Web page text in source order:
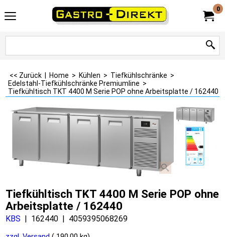
0
<< Zurück Home > Kühlen > Tiefkühlschränke >
Edelstahl-Tiefkühlschränke Premiumline >
Tiefkühltisch TKT 4400 M Serie POP ohne Arbeitsplatte / 162440
Tiefkühltisch TKT 4400 M Serie POP ohne
Arbeitsplatte / 162440
KBS 162440 4059395068269